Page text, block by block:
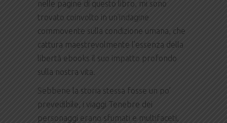
nelle pagine di questo libro, mi sono
trovato coinvolto in un’indagine
commovente sulla condizione umana, che
cattura maestrevolmente l’essenza della
libertà ebooks il suo impatto profondo
sulla nostra vita.
Sebbene la storia stessa fosse un po’
prevedibile, i viaggi Tenebre dei
personaggi erano sfumati e multifaceti,